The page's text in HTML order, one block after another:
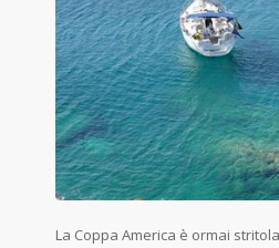
La Coppa America è ormai